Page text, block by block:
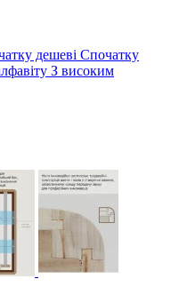
дешеві Спочатку
З високим